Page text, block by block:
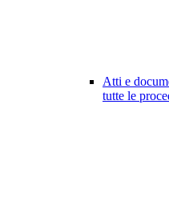
Atti e
tutte le